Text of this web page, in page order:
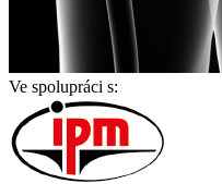
Ve spolupráci s: